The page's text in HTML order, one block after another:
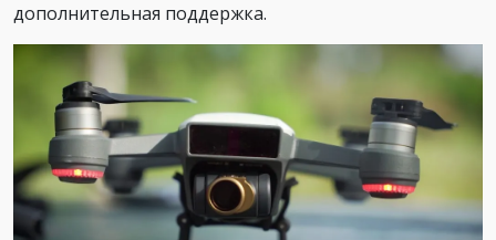
дополнительная поддержка.